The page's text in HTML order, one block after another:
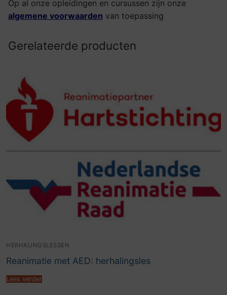
Op al onze opleidingen en cursussen zijn onze
algemene voorwaarden van toepassing
Gerelateerde producten
HERHALINGSLESSEN
Reanimatie met AED: herhalingsles
Lees verder